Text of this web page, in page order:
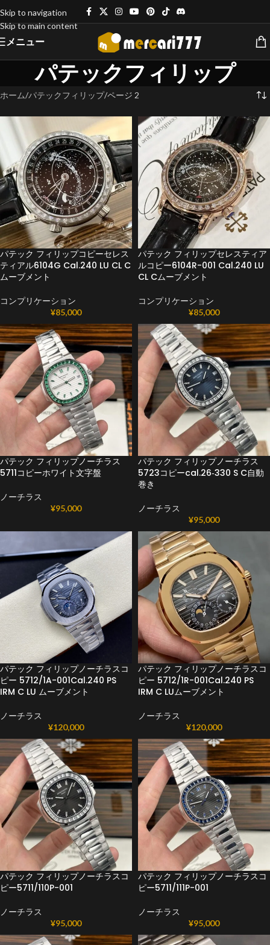
Skip to navigation
Skip to main content
メニュー
パテックフィリップ
ホーム パテックフィリップ ページ 2
パテック フィリップコピーセレス
ティアル6104G Cal.240 LU CL C
ムーブメント
コンプリケーション
¥85,000
パテック フィリップセレスティア
ルコピー6104R-001 Cal.240 LU
CL Cムーブメント
コンプリケーション
¥85,000
パテック フィリップノーチラス
5711コピーホワイト文字盤
ノーチラス
¥95,000
パテック フィリップノーチラス
5723コピーcal.26‑330 S C自動
巻き
ノーチラス
¥95,000
パテック フィリップノーチラスコ
ピー 5712/1A-001Cal.240 PS
IRM C LU ムーブメント
ノーチラス
¥120,000
パテック フィリップノーチラスコ
ピー 5712/1R-001Cal.240 PS
IRM C LUムーブメント
ノーチラス
¥120,000
パテック フィリップノーチラスコ
ピー5711/110P-001
ノーチラス
¥95,000
パテック フィリップノーチラスコ
ピー5711/111P-001
ノーチラス
¥95,000